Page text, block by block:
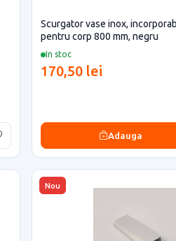
In stoc
Scurgator vase inox,
pentru corp 800 mm, negru
170,50 lei
Adauga
Nou